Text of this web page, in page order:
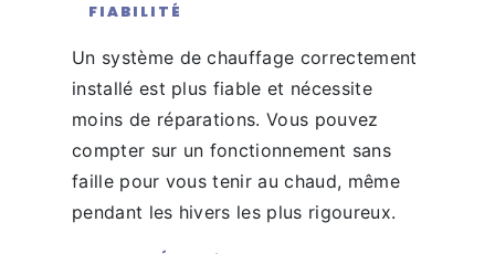
FIABILITÉ
Un système de chauffage correctement
installé est plus fiable et nécessite
moins de réparations. Vous pouvez
compter sur un fonctionnement sans
faille pour vous tenir au chaud, même
pendant les hivers les plus rigoureux.